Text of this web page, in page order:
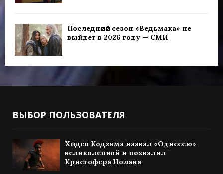
Последний сезон «Ведьмака» не
выйдет в 2026 году — СМИ
ВЫБОР ПОЛЬЗОВАТЕЛЯ
Хидео Кодзима назвал «Одиссею»
великолепной и похвалил
Кристофера Нолана